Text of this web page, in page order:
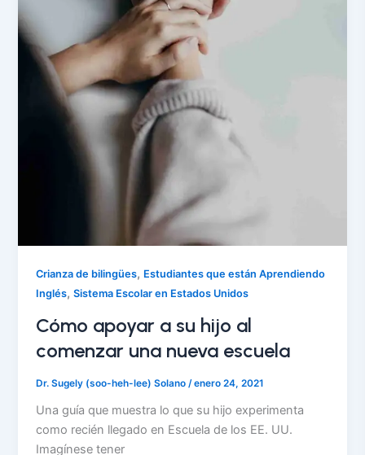
Crianza de bilingües, Estudiantes que están Aprendiendo
Inglés,Sistema Escolar en Estados Unidos
Cómo apoyar a su hijo al
comenzar una nueva escuela
Dr. Sugely (soo-heh-lee) Solano /enero 24, 2021
Una guía que muestra lo que su hijo experimenta
como recién llegado en Escuela de los EE. UU.
Imagínese tener